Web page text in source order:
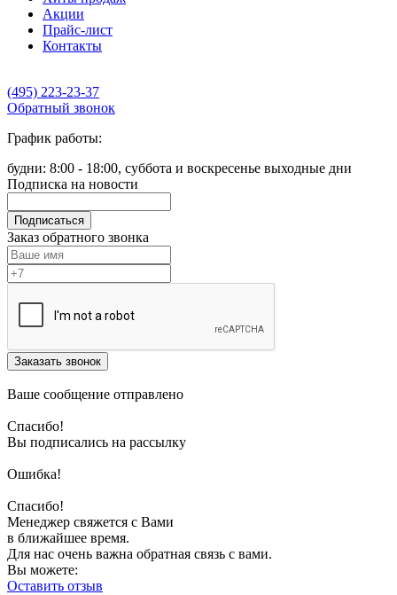
Акции
Прайс-лист
Контакты
(495) 223-23-37
Обратный звонок
График работы:
будни: 8:00 - 18:00, суббота и воскресенье выходные дни
Подписка на новости
Подписаться
Заказ обратного звонка
Заказать звонок
Ваше сообщение отправлено
Спасибо!
Вы подписались на рассылку
Ошибка!
Спасибо!
Менеджер свяжется с Вами
в ближайшее время.
Для нас очень важна обратная связь с вами.
Вы можете:
Оставить отзыв